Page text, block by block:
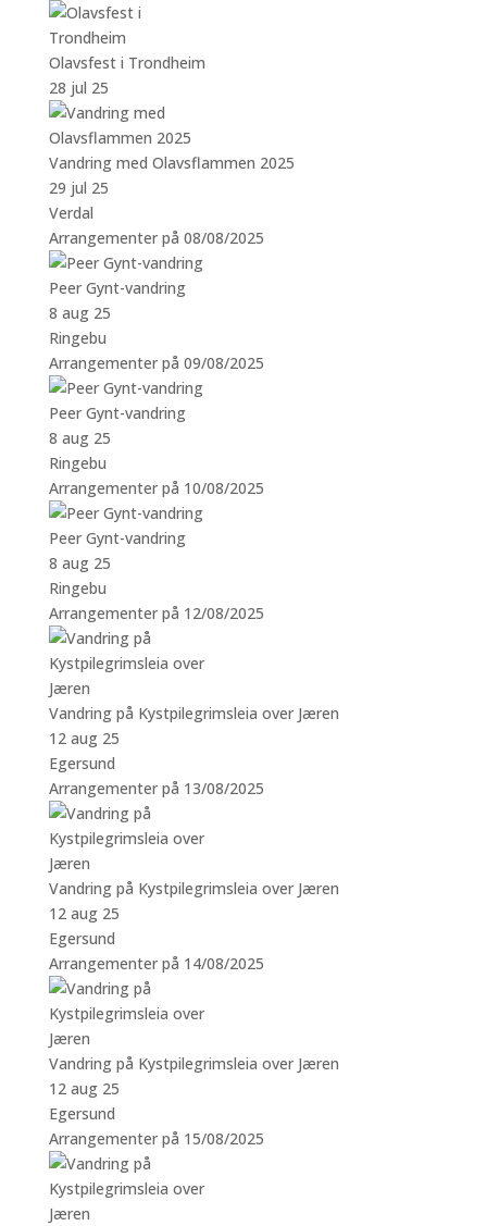
Olavsfest i Trondheim
28 jul 25
Vandring med Olavsflammen 2025
29 jul 25
Verdal
Arrangementer på 08/08/2025
Peer Gynt-vandring
8 aug 25
Ringebu
Arrangementer på 09/08/2025
Peer Gynt-vandring
8 aug 25
Ringebu
Arrangementer på 10/08/2025
Peer Gynt-vandring
8 aug 25
Ringebu
Arrangementer på 12/08/2025
Vandring på Kystpilegrimsleia over Jæren
12 aug 25
Egersund
Arrangementer på 13/08/2025
Vandring på Kystpilegrimsleia over Jæren
12 aug 25
Egersund
Arrangementer på 14/08/2025
Vandring på Kystpilegrimsleia over Jæren
12 aug 25
Egersund
Arrangementer på 15/08/2025